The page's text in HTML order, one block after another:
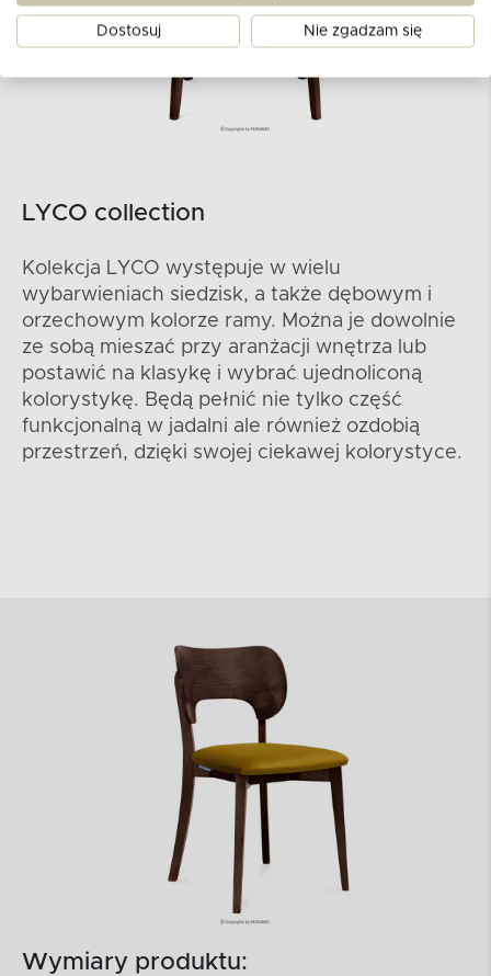
LYCO collection
Kolekcja LYCO występuje w wielu
wybarwieniach siedzisk, a także dębowym i
orzechowym kolorze ramy. Można je dowolnie
ze sobą mieszać przy aranżacji wnętrza lub
postawić na klasykę i wybrać ujednoliconą
kolorystykę. Będą pełnić nie tylko część
funkcjonalną w jadalni ale również ozdobią
przestrzeń, dzięki swojej ciekawej kolorystyce.
Wymiary produktu:
Dostosuj Nie zgadzam się